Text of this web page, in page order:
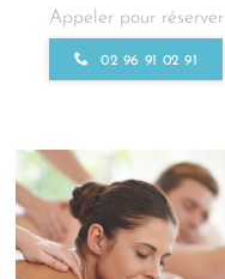
Appeler pour réserver
02 96 91 02 91